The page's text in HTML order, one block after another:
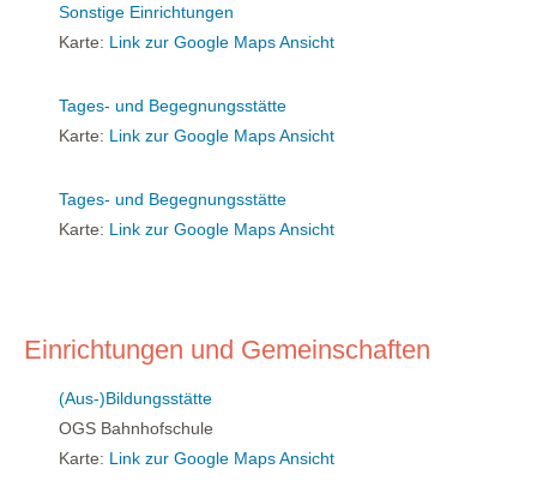
Sonstige Einrichtungen
Karte: Link zur Google Maps Ansicht
Tages- und Begegnungsstätte
Karte: Link zur Google Maps Ansicht
Tages- und Begegnungsstätte
Karte: Link zur Google Maps Ansicht
Einrichtungen und Gemeinschaften
(Aus-)Bildungsstätte
OGS Bahnhofschule
Karte: Link zur Google Maps Ansicht